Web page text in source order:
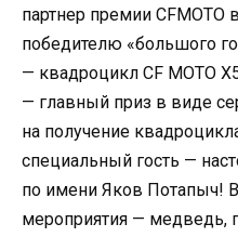
партнер премии CFMOTO
победителю «большого
— квадроцикл CF MOTO
— главный приз в виде
на получение
специальный гость —
по имени Яков Потапыч!
мероприятия — медведь,